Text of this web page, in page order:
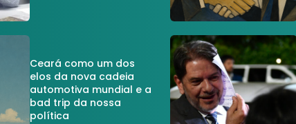
Ceará como um dos
elos da nova cadeia
automotiva mundial e a
bad trip da nossa
política